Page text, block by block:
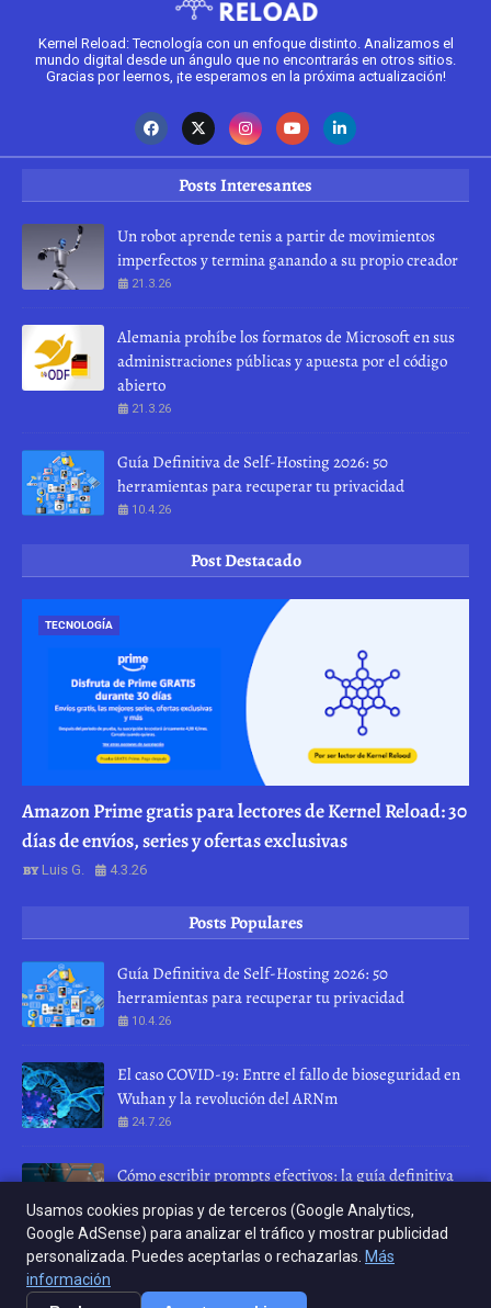
Kernel Reload: Tecnología con un enfoque distinto. Analizamos el
mundo digital desde un ángulo que no encontrarás en otros sitios.
Gracias por leernos, ¡te esperamos en la próxima actualización!
Posts Interesantes
Un robot aprende tenis a partir de movimientos
imperfectos y termina ganando a su propio creador
21.3.26
Alemania prohíbe los formatos de Microsoft en sus
administraciones públicas y apuesta por el código
abierto
21.3.26
Guía Definitiva de Self-Hosting 2026: 50
herramientas para recuperar tu privacidad
10.4.26
Post Destacado
TECNOLOGÍA
Amazon Prime gratis para lectores de Kernel Reload: 30
días de envíos, series y ofertas exclusivas
Luis G. 4.3.26
Posts Populares
Guía Definitiva de Self-Hosting 2026: 50
herramientas para recuperar tu privacidad
10.4.26
El caso COVID-19: Entre el fallo de bioseguridad en
Wuhan y la revolución del ARNm
24.7.26
Cómo escribir prompts efectivos: la guía definitiva
para hablar con una IA
28.7.26
Usamos cookies propias y de terceros (Google Analytics,
Google AdSense) para analizar el tráfico y mostrar publicidad
personalizada. Puedes aceptarlas o rechazarlas. Más
información